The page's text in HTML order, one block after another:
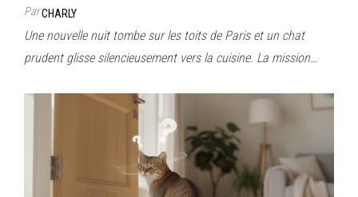
ParCHARLY
Une nouvelle nuit tombe sur les toits de Paris et un chat
prudent glisse silencieusement vers la cuisine. La mission…